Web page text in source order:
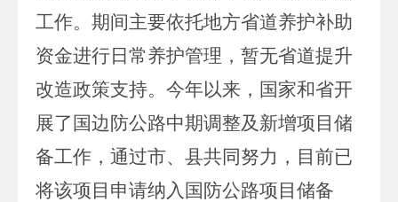
工作。期间主要依托地方省道养护补助
资金进行日常养护管理，暂无省道提升
改造政策支持。今年以来，国家和省开
展了国边防公路中期调整及新增项目储
备工作，通过市、县共同努力，目前已
将该项目申请纳入国防公路项目储备